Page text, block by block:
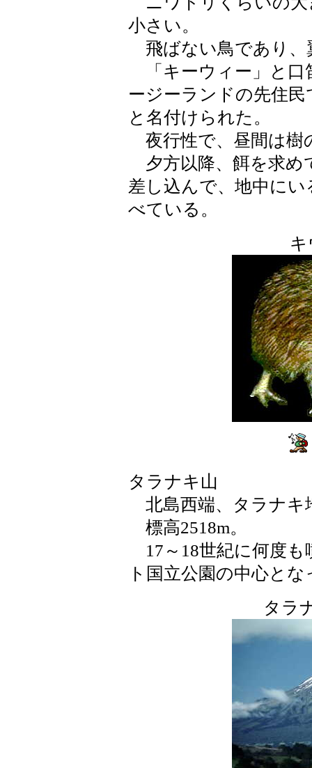
小さい。
飛ばない鳥であり、
「キーウィー」と口
ージーランドの先住
と名付けられた。
夜行性で、昼間は樹
夕方以降、餌を求め
差し込んで、地中に
べている。
タラナキ山
北島西端、タラナキ
標高2518m。
17～18世紀に何度も
ト国立公園の中心と
タラ